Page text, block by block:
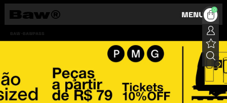
MENU 0
Baw Pass: camisetas, calças, regatas, bermudas e mais
BAW •BAWPASS